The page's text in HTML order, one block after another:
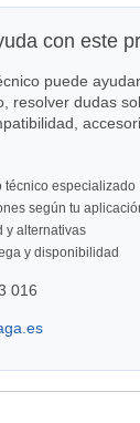
con este
puede
resolver dudas
técnico especializado
según tu
y alternativas
y disponibilidad
016